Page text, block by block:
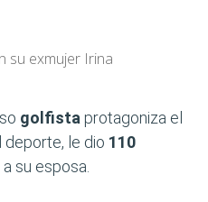
su exmujer Irina
golfista protagoniza el
le dio 110
a su esposa.